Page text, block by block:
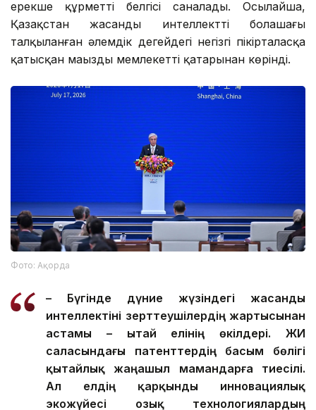
ерекше құрметтің белгісі саналады. Осылайша,
Қазақстан жасанды интеллекттің болашағы
талқыланған әлемдік деңгейдегі негізгі пікірталасқа
қатысқан маңызды мемлекеттің қатарынан көрінді.
Фото: Ақорда
– Бүгінде дүние жүзіндегі жасанды
интеллектіні зерттеушілердің жартысынан
астамы – Қытай елінің өкілдері. ЖИ
саласындағы патенттердің басым бөлігі
қытайлық жаңашыл мамандарға тиесілі.
Ал елдің қарқынды инновациялық
экожүйесі озық технологиялардың